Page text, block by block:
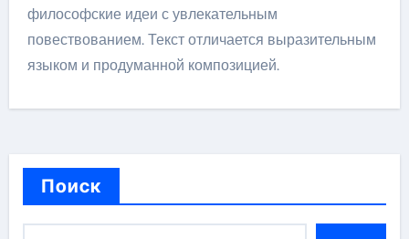
философские идеи с увлекательным
повествованием. Текст отличается выразительным
языком и продуманной композицией.
Поиск